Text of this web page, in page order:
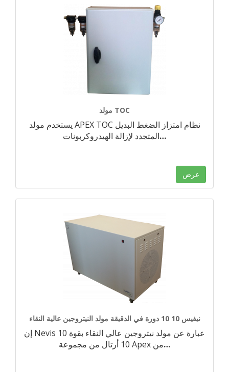
مولد TOC
يستخدم مولد APEX TOC نظام امتزاز الضغط البديل
المتجدد لإزالة الهيدروكربونات…
عرض
نيفيس 10 10 دورة في الدقيقة مولد النيتروجين عالية النقاء
إن Nevis 10 عبارة عن مولد نيتروجين عالي النقاء بقوة
10 أرتال من مجموعة Apex من…